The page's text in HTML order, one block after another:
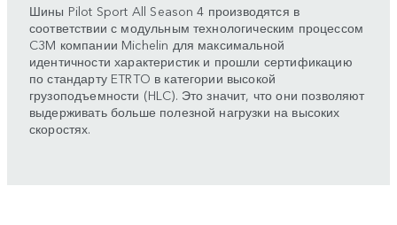
Шины Pilot Sport All Season 4 производятся в
соответствии с модульным технологическим процессом
C3M компании Michelin для максимальной
идентичности характеристик и прошли сертификацию
по стандарту ETRTO в категории высокой
грузоподъемности (HLC). Это значит, что они позволяют
выдерживать больше полезной нагрузки на высоких
скоростях.